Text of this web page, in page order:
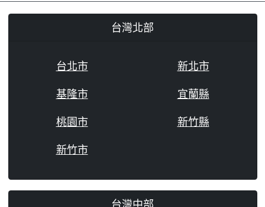
台灣北部
台北市
新北市
基隆市
宜蘭縣
桃園市
新竹縣
新竹市
台灣中部